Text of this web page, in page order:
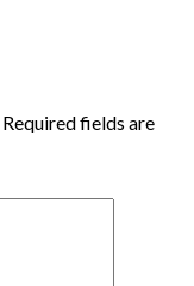
Required fields are